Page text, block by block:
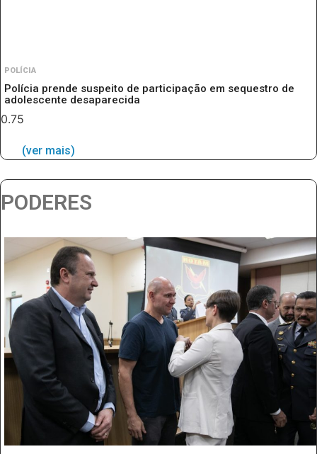
POLÍCIA
Polícia prende suspeito de participação em sequestro de
adolescente desaparecida
(ver mais)
PODERES